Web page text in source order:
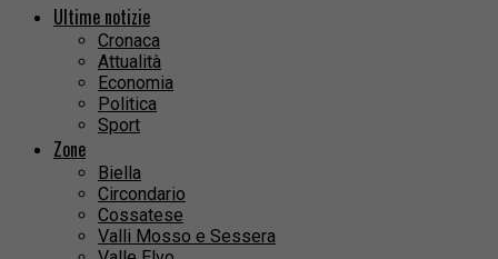
Ultime notizie
Cronaca
Attualità
Economia
Politica
Sport
Zone
Biella
Circondario
Cossatese
Valli Mosso e Sessera